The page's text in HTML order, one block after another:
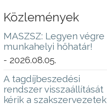
Közlemények
MASZSZ: Legyen végre
munkahelyi hőhatár!
- 2026.08.05.
A tagdíjbeszedési
rendszer visszaállítását
kérik a szakszervezetek